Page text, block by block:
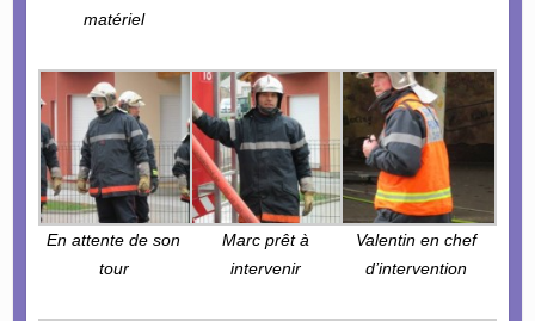
matériel
En attente de son
tour
Marc prêt à
intervenir
Valentin en chef
d’intervention